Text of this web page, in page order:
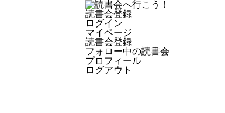
読書会登録
ログイン
マイページ
読書会登録
フォロー中の読書会
プロフィール
ログアウト